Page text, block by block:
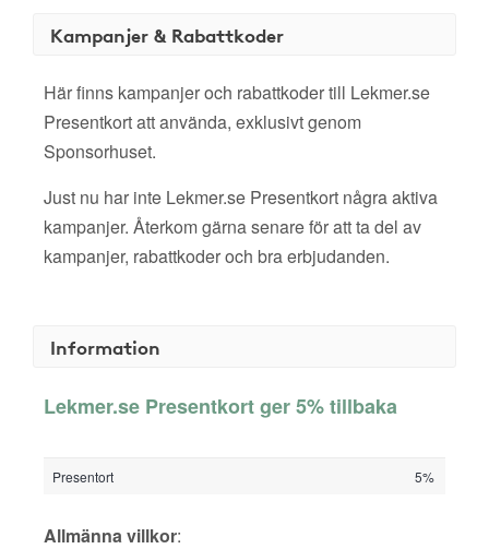
Kampanjer & Rabattkoder
Här finns kampanjer och rabattkoder till Lekmer.se
Presentkort att använda, exklusivt genom
Sponsorhuset.
Just nu har inte Lekmer.se Presentkort några aktiva
kampanjer. Återkom gärna senare för att ta del av
kampanjer, rabattkoder och bra erbjudanden.
Information
Lekmer.se Presentkort ger 5% tillbaka
Presentort 5%
Allmänna villkor: